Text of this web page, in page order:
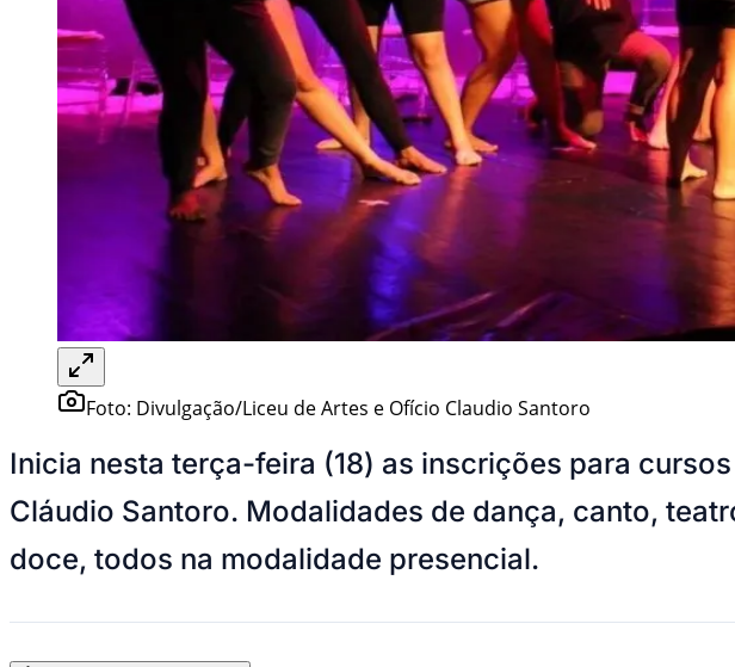
Foto: Divulgação/Liceu de Artes e Ofício Claudio Santoro
Inicia nesta terça-feira (18) as inscrições para
Cláudio Santoro. Modalidades de dança, canto,
doce, todos na modalidade presencial.